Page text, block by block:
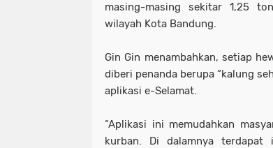
masing-masing sekitar 1,25
wilayah Kota Bandung.
Gin Gin menambahkan, setiap
diberi penanda berupa “kalung
aplikasi e-Selamat.
“Aplikasi ini memudahkan
kurban. Di dalamnya